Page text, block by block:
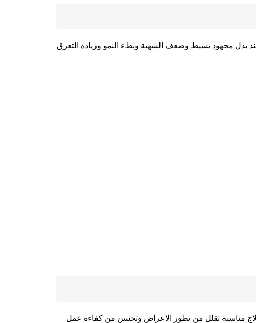
مجهود بسيط وضعف الشهية وبطء النمو وزيادة التعرق
مناسبة تقلل من تطور الاعراض وتحسن من كفاءة عمل